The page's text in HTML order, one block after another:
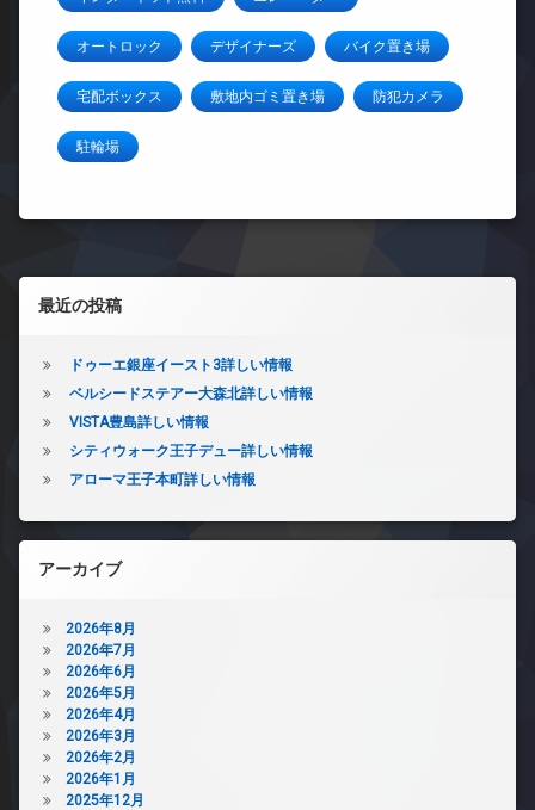
オートロック デザイナーズ バイク置き場
宅配ボックス 敷地内ゴミ置き場 防犯カメラ
駐輪場
左サイドバー
最近の投稿
ドゥーエ銀座イースト3詳しい情報
ベルシードステアー大森北詳しい情報
VISTA豊島詳しい情報
シティウォーク王子デュー詳しい情報
アローマ王子本町詳しい情報
アーカイブ
2026年8月
2026年7月
2026年6月
2026年5月
2026年4月
2026年3月
2026年2月
2026年1月
2025年12月